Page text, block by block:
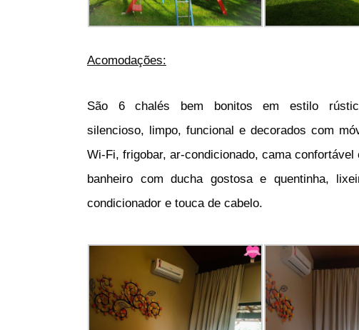
Acomodações:
São 6 chalés bem bonitos em estilo
silencioso, limpo, funcional e decorados com
Wi-Fi, frigobar, ar-condicionado, cama
banheiro com ducha gostosa e quentinha,
condicionador e touca de cabelo.